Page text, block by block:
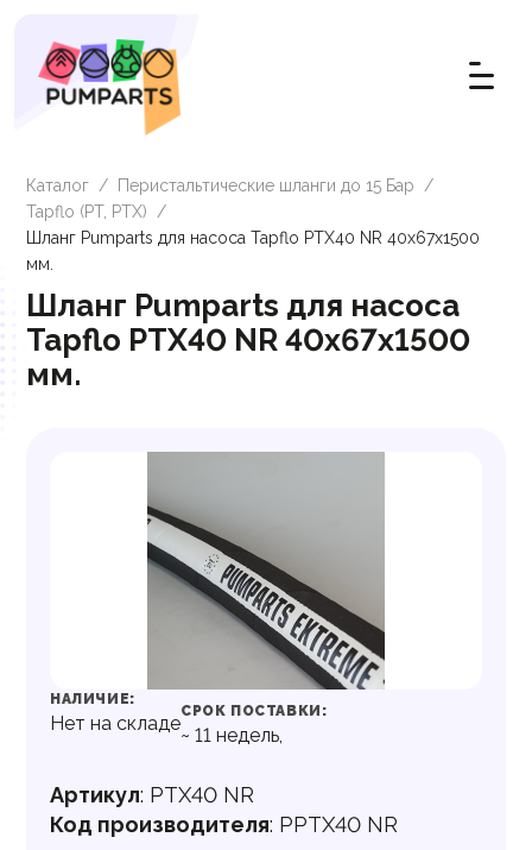
Каталог / Перистальтические шланги до 15 Бар
/
Tapflo (PT, PTX)
/
Шланг Pumparts для насоса Tapflo PTX40 NR 40х67x1500
мм.
Шланг Pumparts для насоса
Tapflo PTX40 NR 40х67x1500
мм.
НАЛИЧИЕ:
Нет на складе
СРОК ПОСТАВКИ:
~ 11 недель,
Артикул: PTX40 NR
Код производителя: PPTX40 NR